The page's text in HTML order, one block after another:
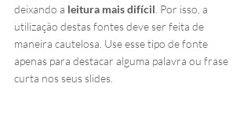
deixando a leitura mais difícil. Por isso, a
utilização destas fontes deve ser feita de
maneira cautelosa. Use esse tipo de fonte
apenas para destacar alguma palavra ou frase
curta nos seus slides.